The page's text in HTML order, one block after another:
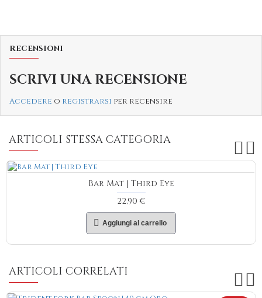
RECENSIONI
SCRIVI UNA RECENSIONE
Accedere o registrarsi per recensire
ARTICOLI STESSA CATEGORIA
Bar Mat | Third Eye
22,90 €
Aggiungi al carrello
ARTICOLI CORRELATI